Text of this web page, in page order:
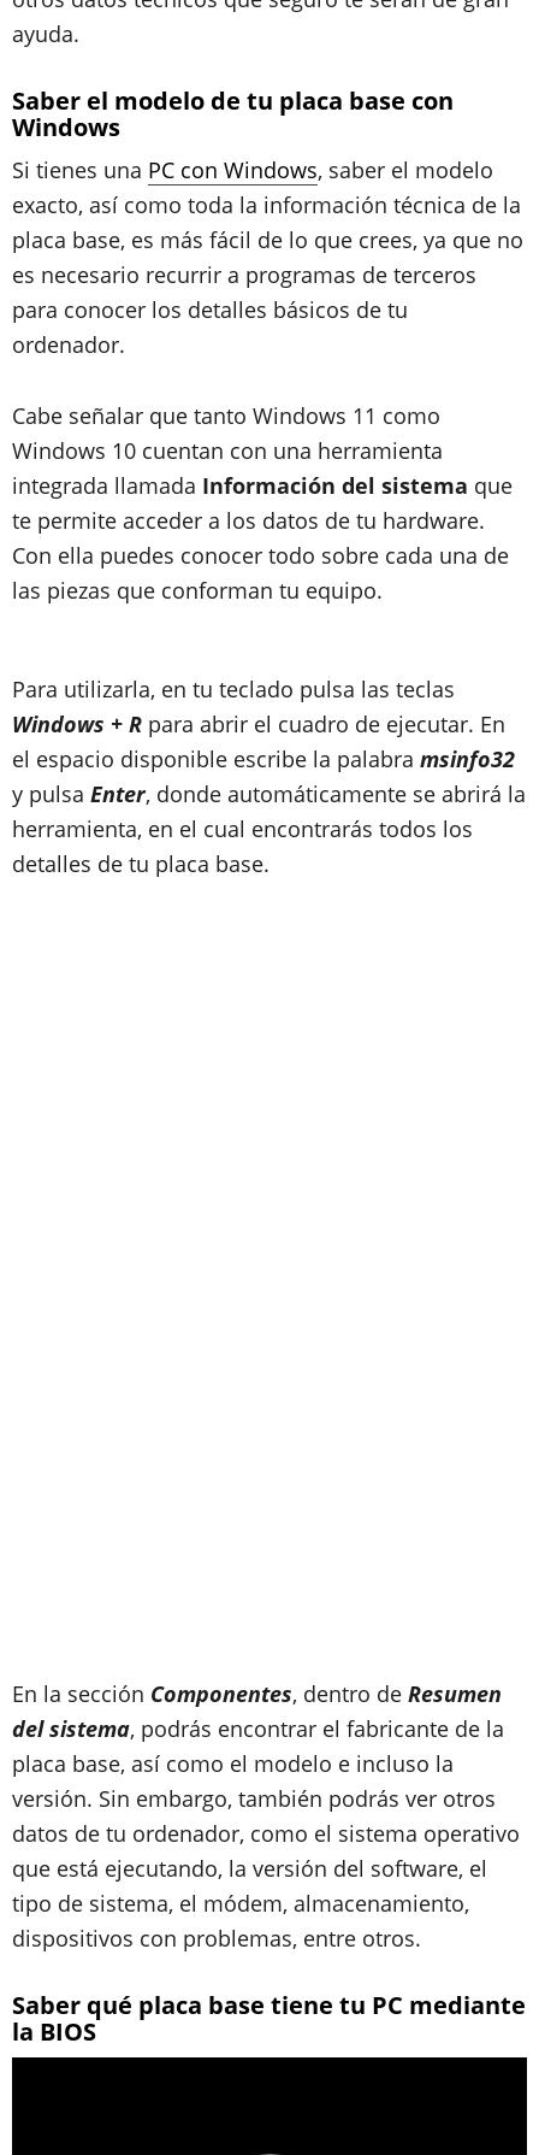
ayuda.
Saber el modelo de tu placa base con
Windows
Si tienes una PC con Windows, saber el modelo
exacto, así como toda la información técnica de la
placa base, es más fácil de lo que crees, ya que no
es necesario recurrir a programas de terceros
para conocer los detalles básicos de tu
ordenador.
Cabe señalar que tanto Windows 11 como
Windows 10 cuentan con una herramienta
integrada llamada Información del sistema que
te permite acceder a los datos de tu hardware.
Con ella puedes conocer todo sobre cada una de
las piezas que conforman tu equipo.
Para utilizarla, en tu teclado pulsa las teclas
Windows + R para abrir el cuadro de ejecutar. En
el espacio disponible escribe la palabra msinfo32
y pulsa Enter, donde automáticamente se abrirá la
herramienta, en el cual encontrarás todos los
detalles de tu placa base.
En la sección Componentes, dentro de Resumen
del sistema, podrás encontrar el fabricante de la
placa base, así como el modelo e incluso la
versión. Sin embargo, también podrás ver otros
datos de tu ordenador, como el sistema operativo
que está ejecutando, la versión del software, el
tipo de sistema, el módem, almacenamiento,
dispositivos con problemas, entre otros.
Saber qué placa base tiene tu PC mediante
la BIOS